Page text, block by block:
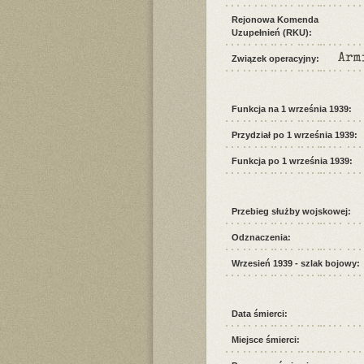
Rejonowa Komenda
Uzupełnień (RKU):
Związek operacyjny:
Funkcja na 1 września 1939:
Przydział po 1 września 1939:
Funkcja po 1 września 1939:
Przebieg służby wojskowej:
Odznaczenia:
Wrzesień 1939 - szlak bojowy:
Data śmierci:
Miejsce śmierci: